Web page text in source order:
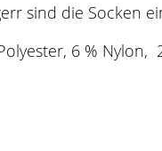
sind die Socken
6 %